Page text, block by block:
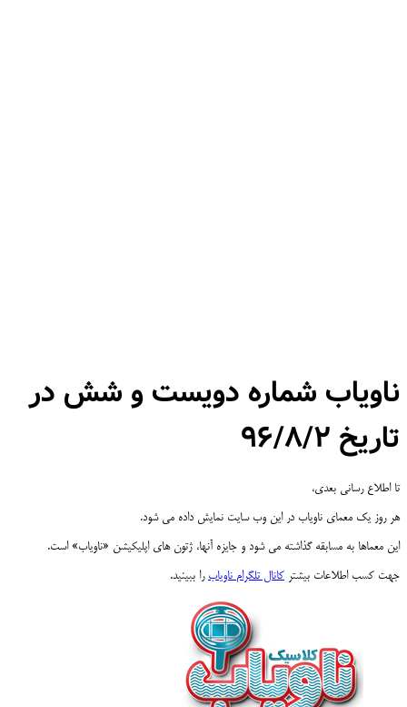
ناویاب شماره دویست و شش در
تاریخ ۹۶/۸/۲
تا اطلاع رسانی بعدی،
هر روز یک معمای ناویاب در این وب سایت نمایش داده می شود.
این معماها به مسابقه گذاشته می شود و جایزه آنها، ژتون های اپلیکیشن «ناویاب» است.
جهت کسب اطلاعات بیشتر کانال تلگرام ناویاب را ببینید.